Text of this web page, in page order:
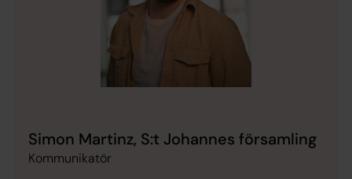
Simon Martinz, S:t Johannes församling
Kommunikatör